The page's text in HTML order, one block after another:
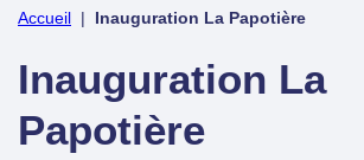
Accueil | Inauguration La Papotière
Inauguration La
Papotière